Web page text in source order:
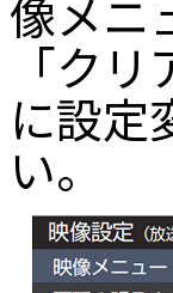
像メニ
「ク
に設定
い。